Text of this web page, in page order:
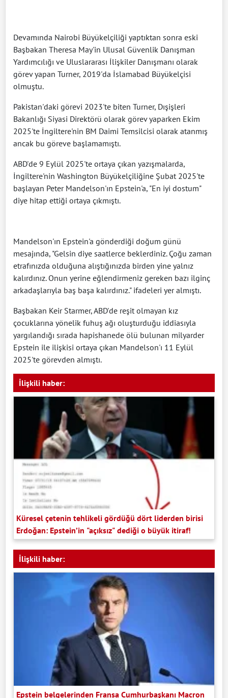
Devamında Nairobi Büyükelçiliği yaptıktan sonra eski
Başbakan Theresa May'in Ulusal Güvenlik Danışman
Yardımcılığı ve Uluslararası İlişkiler Danışmanı olarak
görev yapan Turner, 2019'da İslamabad Büyükelçisi
olmuştu.
Pakistan'daki görevi 2023'te biten Turner, Dışişleri
Bakanlığı Siyasi Direktörü olarak görev yaparken Ekim
2025'te İngiltere'nin BM Daimi Temsilcisi olarak atanmış
ancak bu göreve başlamamıştı.
ABD'de 9 Eylül 2025'te ortaya çıkan yazışmalarda,
İngiltere'nin Washington Büyükelçiliğine Şubat 2025'te
başlayan Peter Mandelson'ın Epstein'a, "En iyi dostum"
diye hitap ettiği ortaya çıkmıştı.
Mandelson'ın Epstein'a gönderdiği doğum günü
mesajında, "Gelsin diye saatlerce beklerdiniz. Çoğu zaman
etrafınızda olduğuna alıştığınızda birden yine yalnız
kalırdınız. Onun yerine eğlendirmeniz gereken bazı ilginç
arkadaşlarıyla baş başa kalırdınız." ifadeleri yer almıştı.
Başbakan Keir Starmer, ABD'de reşit olmayan kız
çocuklarına yönelik fuhuş ağı oluşturduğu iddiasıyla
yargılandığı sırada hapishanede ölü bulunan milyarder
Epstein ile ilişkisi ortaya çıkan Mandelson'ı 11 Eylül
2025'te görevden almıştı.
İlişkili haber:
Küresel çetenin tehlikeli gördüğü dört liderden birisi
Erdoğan: Epstein’in "açıksız" dediği o büyük itiraf!
İlişkili haber:
Epstein belgelerinden Fransa Cumhurbaşkanı Macron